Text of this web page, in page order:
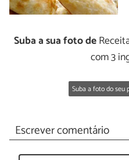
Suba a sua foto de
com 3
Suba a foto do seu
Escrever comentário